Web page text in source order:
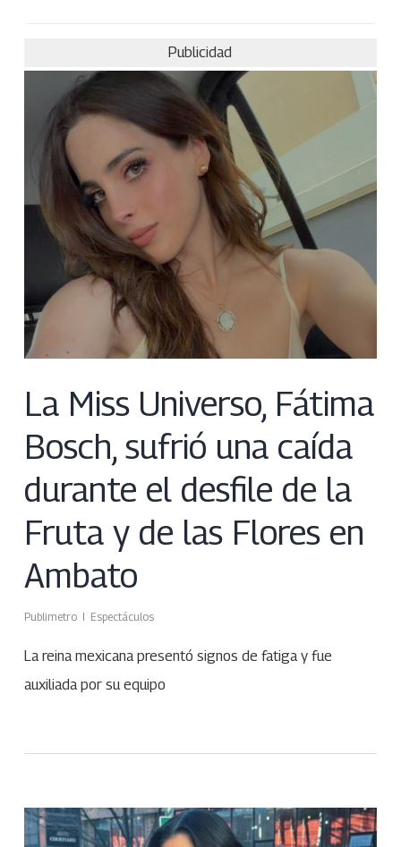
Publicidad
La Miss Universo, Fátima
Bosch, sufrió una caída
durante el desfile de la
Fruta y de las Flores en
Ambato
Publimetro Espectáculos
La reina mexicana presentó signos de fatiga y fue
auxiliada por su equipo